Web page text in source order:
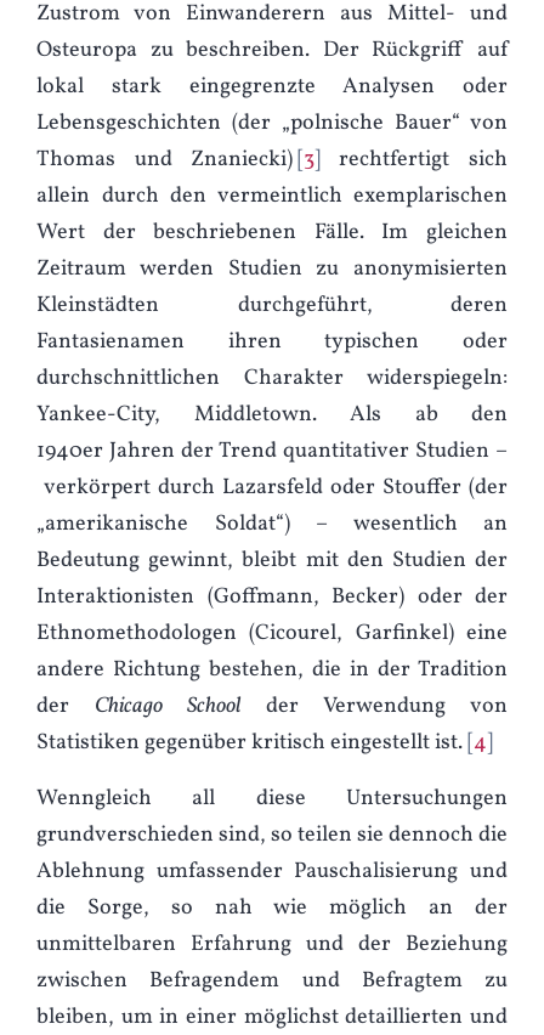
Zustrom von Einwanderern aus Mittel- und
Osteuropa zu beschreiben. Der Rückgriff auf
lokal stark eingegrenzte Analysen oder
Lebensgeschichten (der „polnische Bauer“ von
Thomas und Znaniecki) 3 rechtfertigt sich
allein durch den vermeintlich exemplarischen
Wert der beschriebenen Fälle. Im gleichen
Zeitraum werden Studien zu anonymisierten
Kleinstädten durchgeführt, deren
Fantasienamen ihren typischen oder
durchschnittlichen Charakter widerspiegeln:
Yankee-City, Middletown. Als ab den
1940er Jahren der Trend quantitativer Studien –
verkörpert durch Lazarsfeld oder Stouffer (der
„amerikanische Soldat“) – wesentlich an
Bedeutung gewinnt, bleibt mit den Studien der
Interaktionisten (Goffmann, Becker) oder der
Ethnomethodologen (Cicourel, Garfinkel) eine
andere Richtung bestehen, die in der Tradition
der Chicago School der Verwendung von
Statistiken gegenüber kritisch eingestellt ist. 4
Wenngleich all diese Untersuchungen
grundverschieden sind, so teilen sie dennoch die
Ablehnung umfassender Pauschalisierung und
die Sorge, so nah wie möglich an der
unmittelbaren Erfahrung und der Beziehung
zwischen Befragendem und Befragtem zu
bleiben, um in einer möglichst detaillierten und